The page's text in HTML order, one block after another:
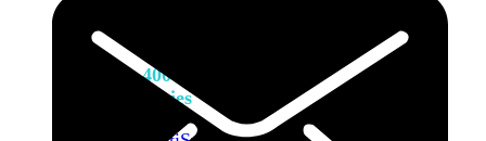
400
Series